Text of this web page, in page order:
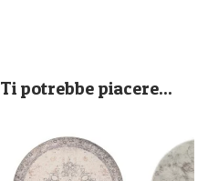
Ti potrebbe piacere...